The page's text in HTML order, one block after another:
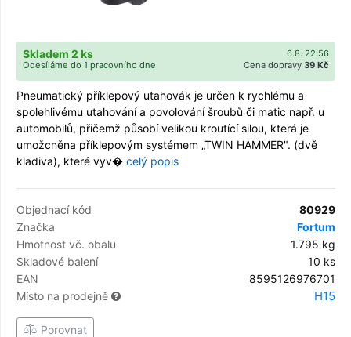
6.8. 22:56
Skladem 2 ks
Cena dopravy 39 Kč
Odesíláme do 1 pracovního dne
Pneumatický příklepový utahovák je určen k rychlému a
spolehlivému utahování a povolování šroubů či matic např. u
automobilů, přičemž působí velikou kroutící silou, která je
umožcněna příklepovým systémem „TWIN HAMMER". (dvě
kladiva), které vyv� celý popis
Objednací kód
80929
Značka
Fortum
Hmotnost vč. obalu
1.795 kg
Skladové balení
10 ks
EAN
8595126976701
Místo na prodejně
H15
Porovnat